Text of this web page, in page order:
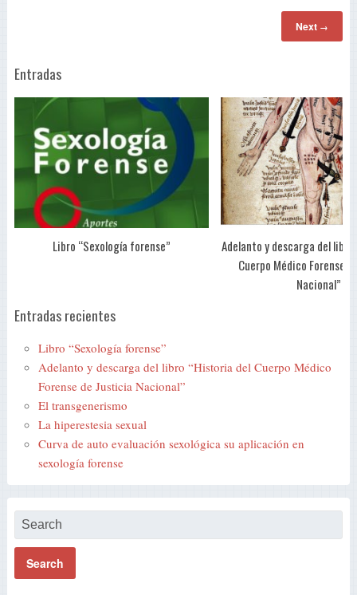
Next →
Entradas
Libro “Sexología forense”
Adelanto y descarga del
Cuerpo Médico Forense
Nacional”
Entradas recientes
Libro “Sexología forense”
Adelanto y descarga del libro “Historia del Cuerpo Médico
Forense de Justicia Nacional”
El transgenerismo
La hiperestesia sexual
Curva de auto evaluación sexológica su aplicación en
sexología forense